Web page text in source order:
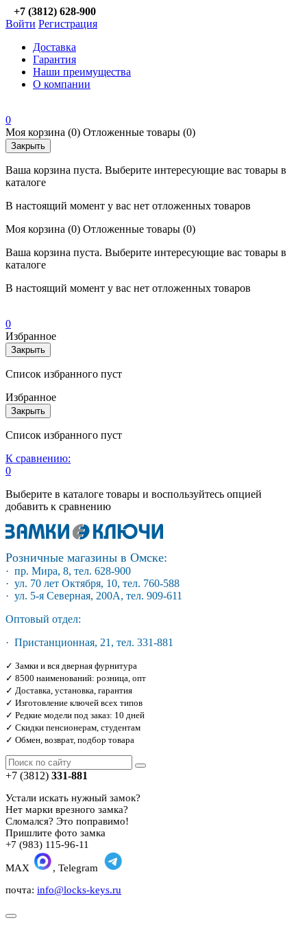
+7 (3812) 628-900
Войти Регистрация
Доставка
Гарантия
Наши преимущества
О компании
0
Моя корзина (0) Отложенные товары (0)
Закрыть
Ваша корзина пуста. Выберите интересующие вас товары в
каталоге
В настоящий момент у вас нет отложенных товаров
Моя корзина (0) Отложенные товары (0)
Ваша корзина пуста. Выберите интересующие вас товары в
каталоге
В настоящий момент у вас нет отложенных товаров
0
Избранное
Закрыть
Список избранного пуст
Избранное
Закрыть
Список избранного пуст
К сравнению:
0
Выберите в каталоге товары и воспользуйтесь опцией
добавить к сравнению
Розничные магазины в Омске:
· пр. Мира, 8, тел. 628-900
· ул. 70 лет Октября, 10, тел. 760-588
· ул. 5-я Северная, 200А, тел. 909-611
Оптовый отдел:
· Пристанционная, 21, тел. 331-881
✓ Замки и вся дверная фурнитура
✓ 8500 наименований: розница, опт
✓ Доставка, установка, гарантия
✓ Изготовление ключей всех типов
✓ Редкие модели под заказ: 10 дней
✓ Скидки пенсионерам, студентам
✓ Обмен, возврат, подбор товара
+7 (3812) 331-881
Устали искать нужный замок?
Нет марки врезного замка?
Сломался? Это поправимо!
Пришлите фото замка
+7 (983) 115-96-11
MAX
, Telegram
почта: info@locks-keys.ru